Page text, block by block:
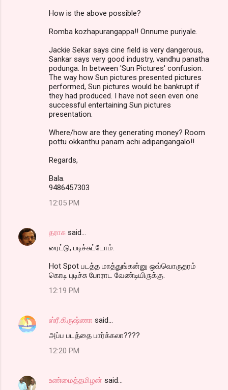
How is the above possible?
Romba kozhapurangappa!! Onnume puriyale.
Jackie Sekar says cine field is very dangerous,
Sankar says very good industry, vandhu panatha
podunga. In between 'Sun Pictures' confusion.
The way how Sun pictures presented pictures
performed, Sun pictures would be bankrupt if
they had produced. I have not seen even one
successful entertaining Sun pictures
presentation.
Where/how are they generating money? Room
pottu okkanthu panam achi adipangangalo!!
Regards,
Bala.
9486457303
12:05 PM
தராசு said…
ரைட்டு, படிச்சுட்டோம்.
Hot Spot படத்த மாத்துங்கன்னு ஒவ்வொருதரம்
கொடி புடிச்சு போராட வேண்டியிருக்கு.
12:19 PM
ஸ்ரீ.கிருஷ்ணா said…
அப்ப படத்தை பார்க்கலா????
12:20 PM
உண்மைத்தமிழன் said…